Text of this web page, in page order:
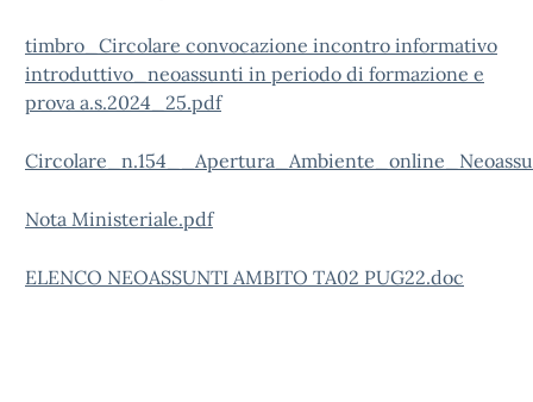
timbro_Circolare convocazione incontro informativo
introduttivo_neoassunti in periodo di formazione e
prova a.s.2024_25.pdf
Nota Ministeriale.pdf
ELENCO NEOASSUNTI AMBITO TA02 PUG22.doc